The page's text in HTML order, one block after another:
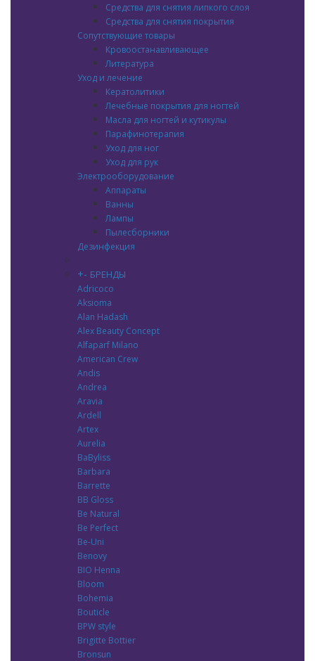
Средства для снятия липкого слоя
Средства для снятия покрытия
Сопутствующие товары
Кровоостанавливающее
Литература
Уход и лечение
Кератолитики
Лечебные покрытия для ногтей
Масла для ногтей и кутикулы
Парафинотерапия
Уход для ног
Уход для рук
Электрооборудование
Аппараты
Ванны
Лампы
Пылесборники
Дезинфекция
+- БРЕНДЫ
Adricoco
Aksioma
Alan Hadash
Alex Beauty Concept
Alfaparf Milano
American Crew
Andis
Andrea
Aravia
Ardell
Artex
Aurelia
BaByliss
Barbara
Barrette
BB Gloss
Be Natural
Be Perfect
Be-Uni
Benovy
BIO Henna
Bloom
Bohemia
Bouticle
BPW style
Brigitte Bottier
Bronsun